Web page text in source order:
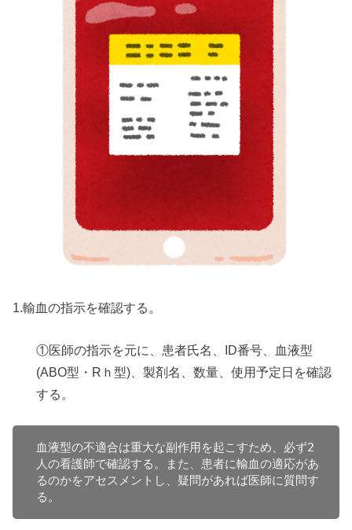
1.輸血の指示を確認する。
①医師の指示を元に、患者氏名、ID番号、血液型
(ABO型・Rｈ型)、製剤名、数量、使用予定日を確認
する。
血液型の不適合は重大な副作用を起こすため、必ず2
人の看護師で確認する。また、患者に輸血の適応があ
るのかをアセスメントし、疑問があれば医師に質問す
る。